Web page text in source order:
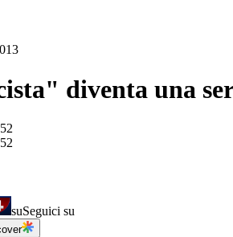
diventa una
suSeguici su